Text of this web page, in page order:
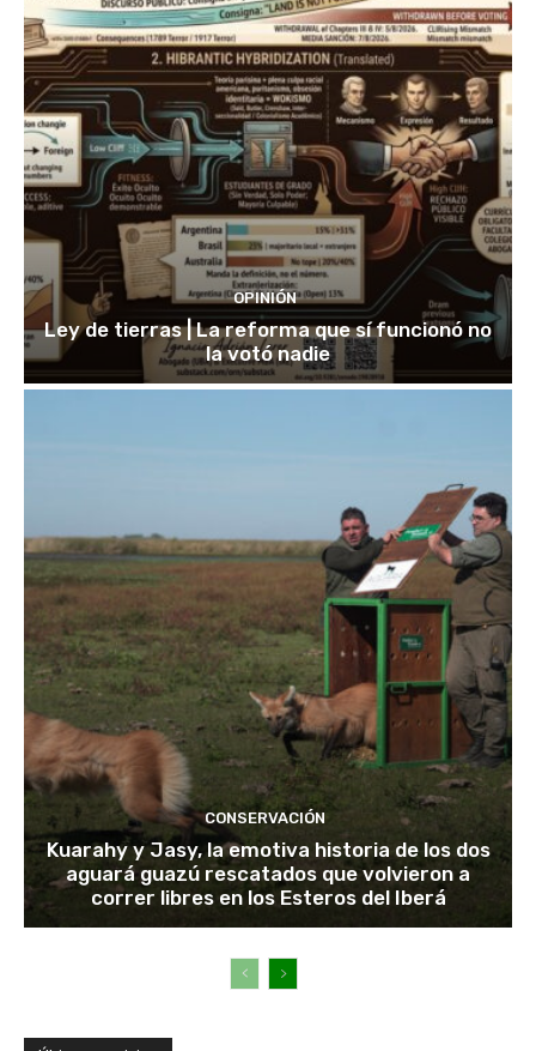
OPINIÓN
Ley de tierras | La reforma que sí funcionó no
la votó nadie
CONSERVACIÓN
Kuarahy y Jasy, la emotiva historia de los dos
aguará guazú rescatados que volvieron a
correr libres en los Esteros del Iberá